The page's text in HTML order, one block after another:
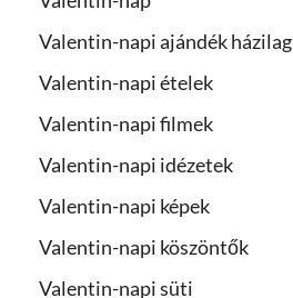
Valentin-napi ajándék házilag
Valentin-napi ételek
Valentin-napi filmek
Valentin-napi idézetek
Valentin-napi képek
Valentin-napi köszöntők
Valentin-napi süti